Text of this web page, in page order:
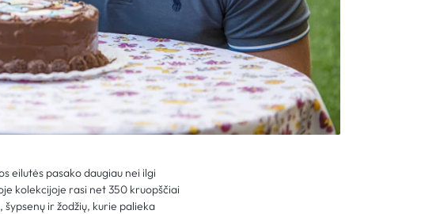
eilutės pasako daugiau nei ilgi
kolekcijoje rasi net 350 kruopščiai
ir žodžių, kurie palieka